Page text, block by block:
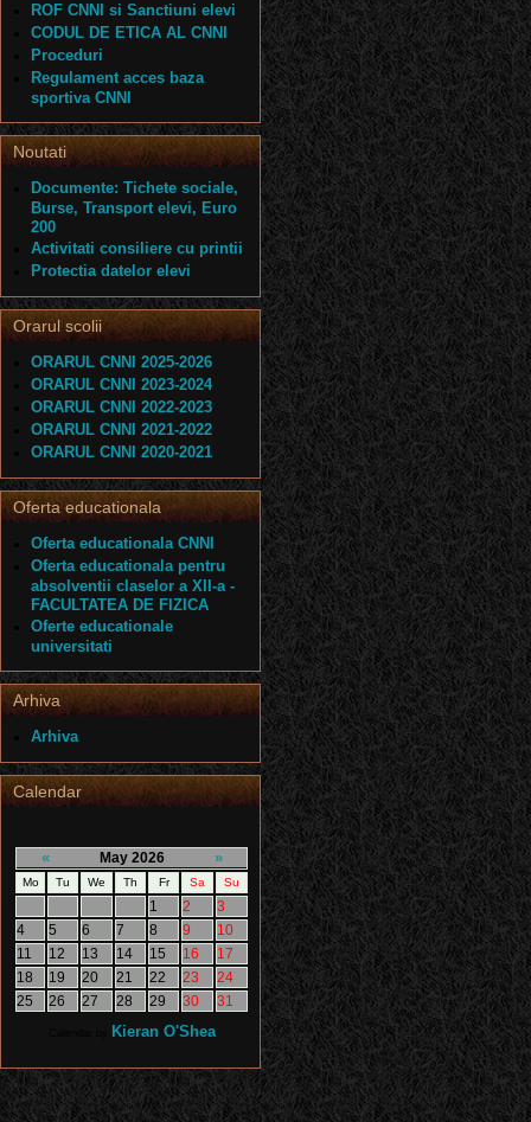
ROF CNNI si Sanctiuni elevi
CODUL DE ETICA AL CNNI
Proceduri
Regulament acces baza
sportiva CNNI
Noutati
Documente: Tichete sociale,
Burse, Transport elevi, Euro
200
Activitati consiliere cu printii
Protectia datelor elevi
Orarul scolii
ORARUL CNNI 2025-2026
ORARUL CNNI 2023-2024
ORARUL CNNI 2022-2023
ORARUL CNNI 2021-2022
ORARUL CNNI 2020-2021
Oferta educationala
Oferta educationala CNNI
Oferta educationala pentru
absolventii claselor a XII-a -
FACULTATEA DE FIZICA
Oferte educationale
universitati
Arhiva
Arhiva
Calendar
« May 2026 »
Mo Tu We Th Fr Sa Su
1 2
3
4
5 6 7 8 9
10
11
12 13 14 15 16
17
18
19 20 21 22 23
24
25
26 27 28 29 30 31
Kieran O'Shea